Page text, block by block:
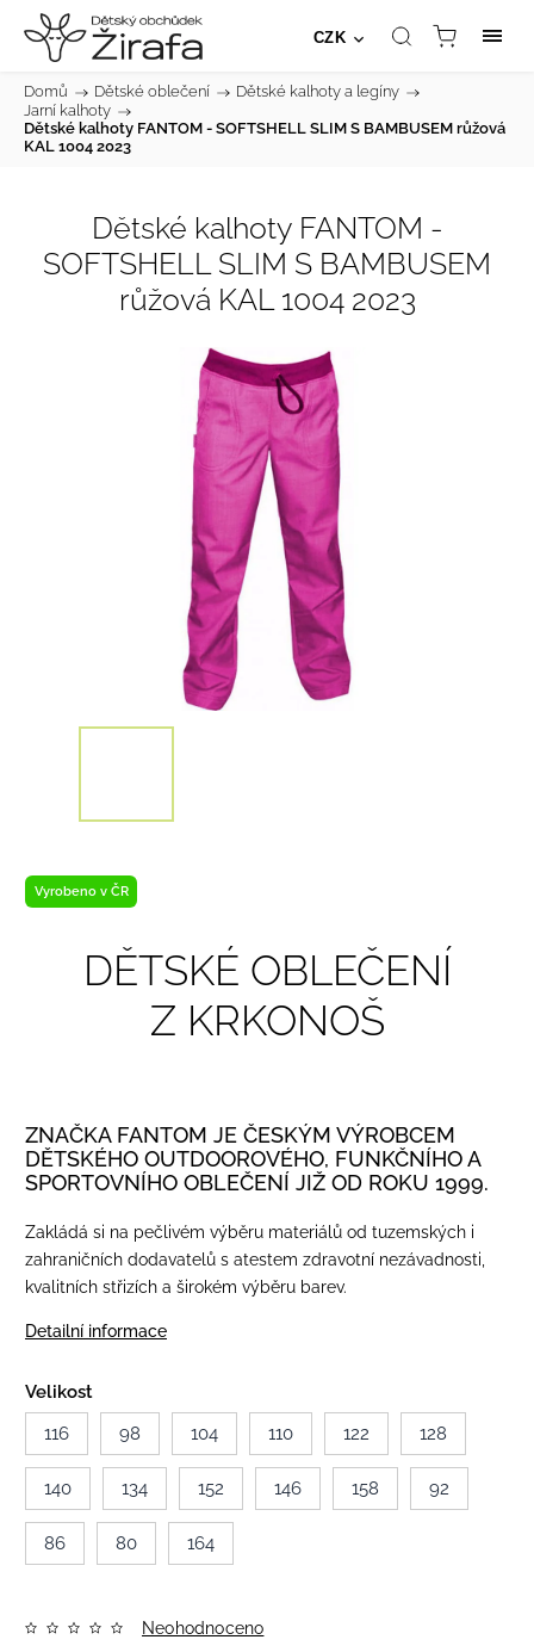
CZK
Domů / Dětské oblečení / Dětské kalhoty a legíny /
Jarní kalhoty /
Dětské kalhoty FANTOM - SOFTSHELL SLIM S BAMBUSEM růžová
KAL 1004 2023
Dětské kalhoty FANTOM -
SOFTSHELL SLIM S BAMBUSEM
růžová KAL 1004 2023
Vyrobeno v ČR
DĚTSKÉ OBLEČENÍ
Z KRKONOŠ
ZNAČKA FANTOM JE ČESKÝM VÝROBCEM
DĚTSKÉHO OUTDOOROVÉHO, FUNKČNÍHO A
SPORTOVNÍHO OBLEČENÍ JIŽ OD ROKU 1999.
Zakládá si na pečlivém výběru materiálů od tuzemských i
zahraničních dodavatelů s atestem zdravotní nezávadnosti,
kvalitních střizích a širokém výběru barev.
Detailní informace
Velikost
116
98 104 110 122 128
140 134 152 146 158 92
86 80 164
Neohodnoceno